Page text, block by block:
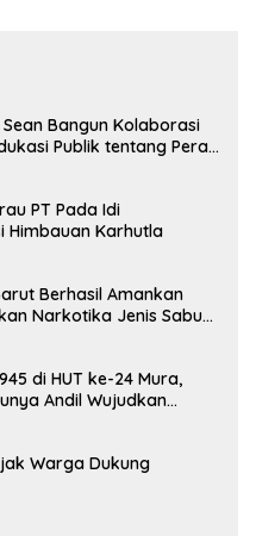
Bangun Kolaborasi
Publik tentang Peran
PT Pada Idi
Himbauan Karhutla
Berhasil Amankan
Narkotika Jenis Sabu
di HUT ke-24 Mura,
Wujudkan
Warga Dukung